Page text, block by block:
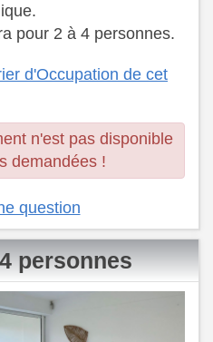
pour 2 à 4 personnes.
d'Occupation de cet
n'est pas disponible
demandées !
question
personnes